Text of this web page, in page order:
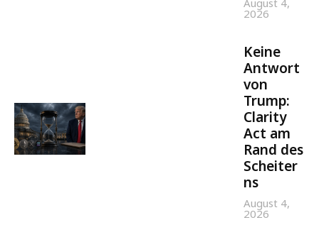
August 4,
2026
Keine
Antwort
von
Trump:
Clarity
Act am
Rand des
Scheiter
ns
August 4,
2026